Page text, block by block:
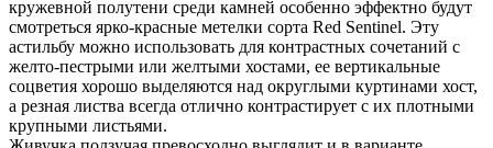
кружевной полутени среди камней особенно эффектно будут
смотреться ярко-красные метелки сорта Red Sentinel. Эту
астильбу можно использовать для контрастных сочетаний с
желто-пестрыми или желтыми хостами, ее вертикальные
соцветия хорошо выделяются над округлыми куртинами хост,
а резная листва всегда отлично контрастирует с их плотными
крупными листьями.